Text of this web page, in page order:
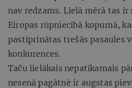
nav redzams. Lielā mērā tas
Eiropas rūpniecībā kopumā,
pastiprinātas trešās pasaules
konkurences.
Taču lielākais nepatīkamais
nesenā pagātnē ir augstas